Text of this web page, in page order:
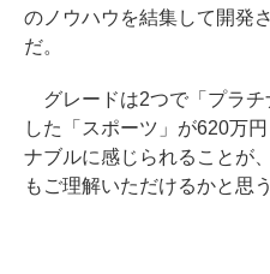
のノウハウを結集して開発
だ。
グレードは2つで「プラチ
した「スポーツ」が620万
ナブルに感じられることが
もご理解いただけるかと思う